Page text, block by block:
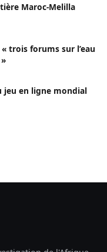
Maroc-Melilla
trois forums sur l’eau
jeu en ligne mondial